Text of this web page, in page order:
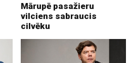
Mārupē pasažieru
vilciens sabraucis
cilvēku